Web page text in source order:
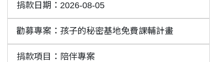
2026-08-05
孩子的秘密基地免費課輔計畫
陪伴專案